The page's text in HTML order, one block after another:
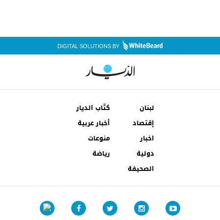
DIGITAL SOLUTIONS BY
لبنان
كتّاب الديار
إقتصاد
أخبار عربية
اخبار
دولية
منوعات
رياضة
الصحيفة